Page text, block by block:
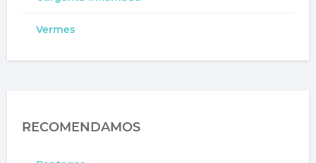
Vermes
RECOMENDAMOS